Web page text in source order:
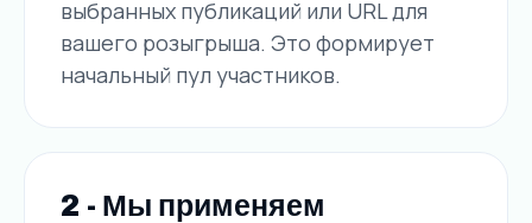
выбранных публикаций или URL для
вашего розыгрыша. Это формирует
начальный пул участников.
2 - Мы применяем